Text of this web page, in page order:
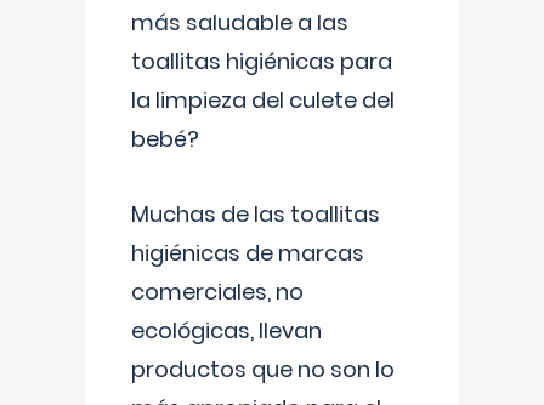
más saludable a las
toallitas higiénicas para
la limpieza del culete del
bebé?
Muchas de las toallitas
higiénicas de marcas
comerciales, no
ecológicas, llevan
productos que no son lo